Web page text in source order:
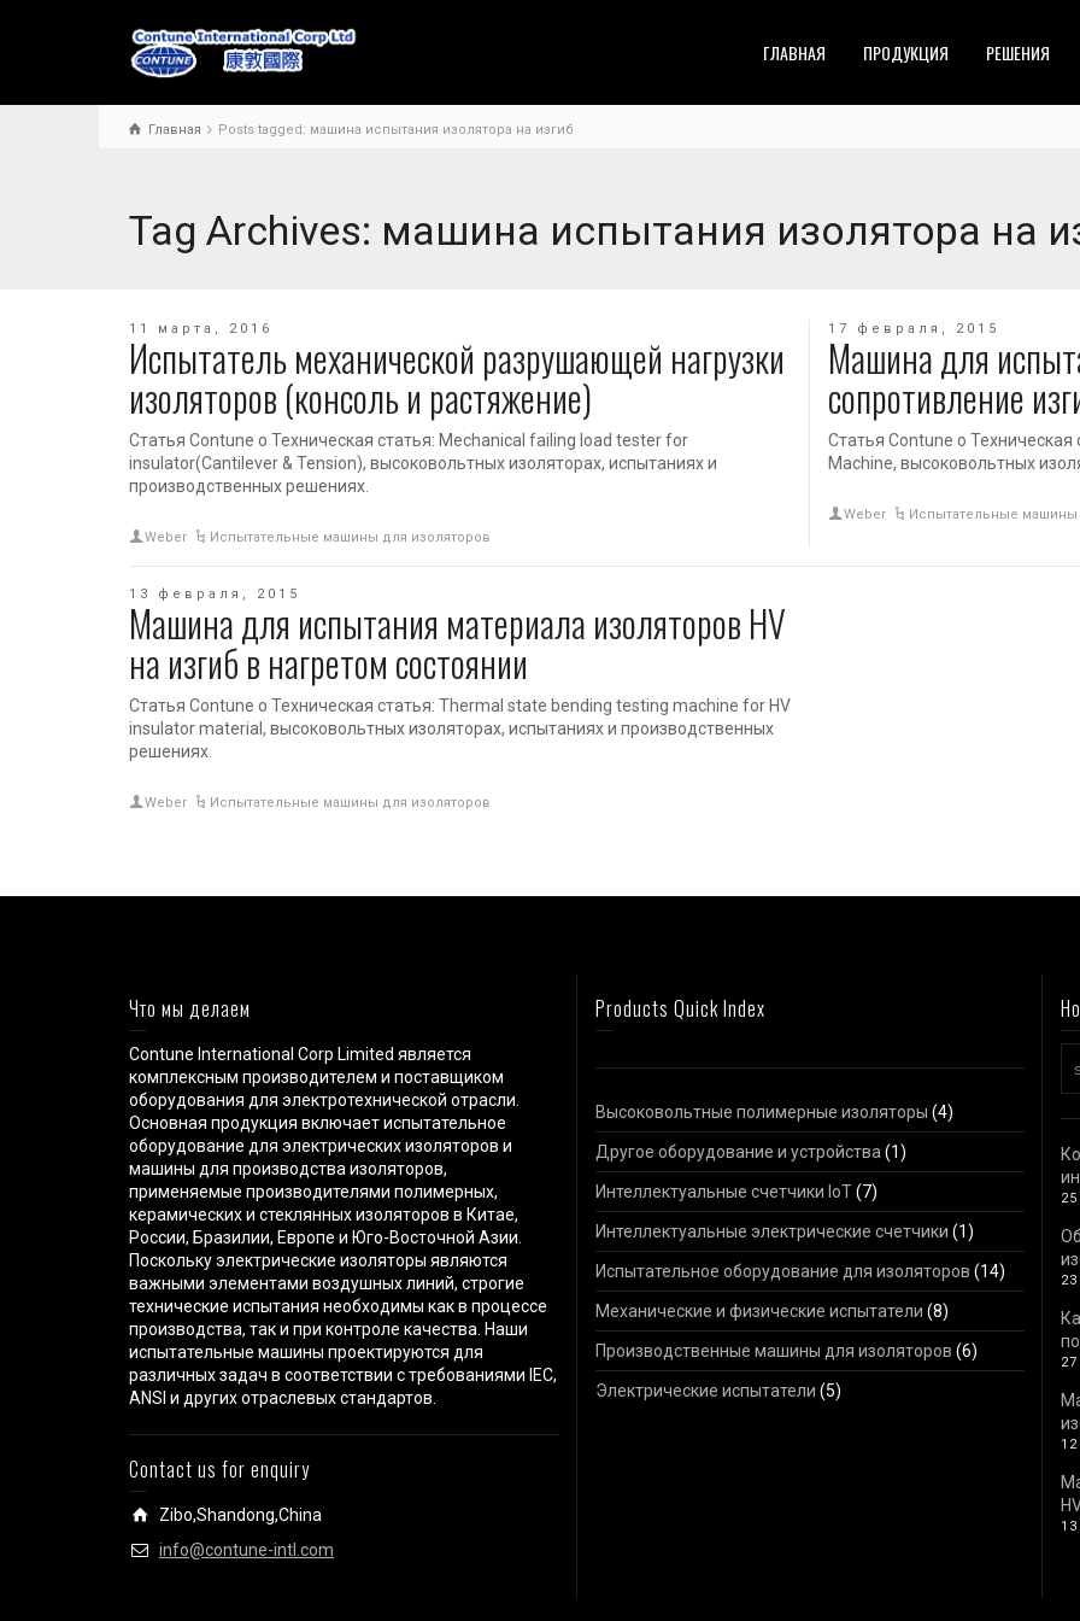
ГЛАВНАЯ ПРОДУКЦИЯ РЕШЕНИЯ
Главная Posts tagged: машина испытания изолятора на изгиб
Tag Archives: машина испытания изолятора на
11 марта, 2016
Испытатель механической разрушающей нагрузки
изоляторов (консоль и растяжение)
Статья Contune о Техническая статья: Mechanical failing load tester for
insulator(Cantilever & Tension), высоковольтных изоляторах, испытаниях и
производственных решениях.
Weber Испытательные машины для изоляторов
17 февраля, 2015
Машина для
сопротивление
Статья Contune о
Machine, высоковольтных
Weber Испытательные машины
13 февраля, 2015
Машина для испытания материала изоляторов HV
на изгиб в нагретом состоянии
Статья Contune о Техническая статья: Thermal state bending testing machine for HV
insulator material, высоковольтных изоляторах, испытаниях и производственных
решениях.
Weber Испытательные машины для изоляторов
Что мы делаем
Contune International Corp Limited является
комплексным производителем и поставщиком
оборудования для электротехнической отрасли.
Основная продукция включает испытательное
оборудование для электрических изоляторов и
машины для производства изоляторов,
применяемые производителями полимерных,
керамических и стеклянных изоляторов в Китае,
России, Бразилии, Европе и Юго-Восточной Азии.
Поскольку электрические изоляторы являются
важными элементами воздушных линий, строгие
технические испытания необходимы как в процессе
производства, так и при контроле качества. Наши
испытательные машины проектируются для
различных задач в соответствии с требованиями IEC,
ANSI и других отраслевых стандартов.
Contact us for enquiry
Zibo,Shandong,China
info@contune-intl.com
Products Quick Index
Высоковольтные полимерные изоляторы (4)
Другое оборудование и устройства(1)
Интеллектуальные счетчики IoT(7)
Интеллектуальные электрические счетчики (1)
Испытательное оборудование для изоляторов (14)
Механические и физические испытатели (8)
Производственные машины для изоляторов (6)
Электрические испытатели (5)